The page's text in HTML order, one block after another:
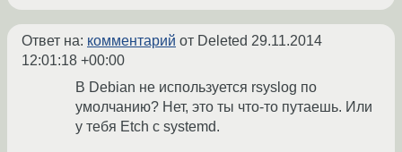
Ответ на: комментарий от Deleted 29.11.2014
12:01:18 +00:00
В Debian не используется rsyslog по
умолчанию? Нет, это ты что-то путаешь. Или
у тебя Etch с systemd.